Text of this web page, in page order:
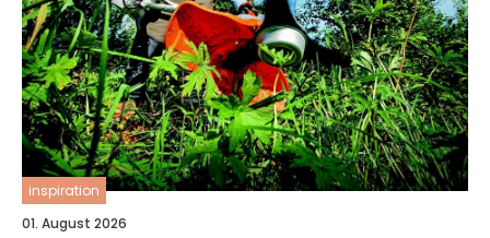
inspiration
01. August 2026